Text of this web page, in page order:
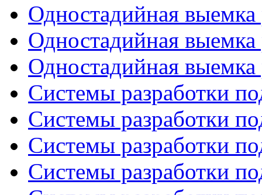
Одностадийная
Одностадийная
Одностадийная
Системы разработки
Системы разработки
Системы разработки
Системы разработки